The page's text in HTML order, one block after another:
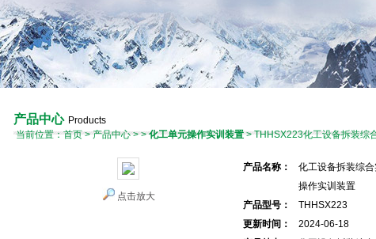
产品中心 Products
当前位置：首页>产品中心> >化工单元操作实训装置> THHSX223化工设备拆装综
点击放大
产品名称：
化工设备拆装综
操作实训装置
产品型号：
THHSX223
更新时间：
2024-06-18